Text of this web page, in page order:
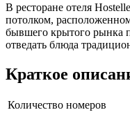
В ресторане отеля
потолком,
бывшего крытого рынка
отведать блюда
Краткое
Количество номеров